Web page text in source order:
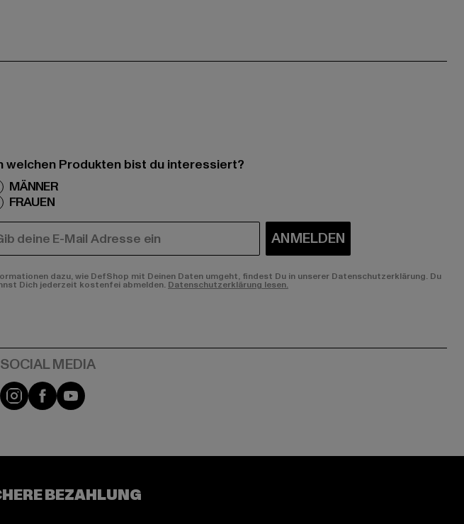
welchen Produkten bist du interessiert?
MÄNNER
FRAUEN
MAIL ANMELDEN
dazu, wie DefShop mit Deinen Daten umgeht, findest Du in unserer Datenschutzerklärung. Du
Dich jederzeit kostenfei abmelden. Datenschutzerklärung lesen.
Instagram
FacebookYouTube
BEZAHLUNG